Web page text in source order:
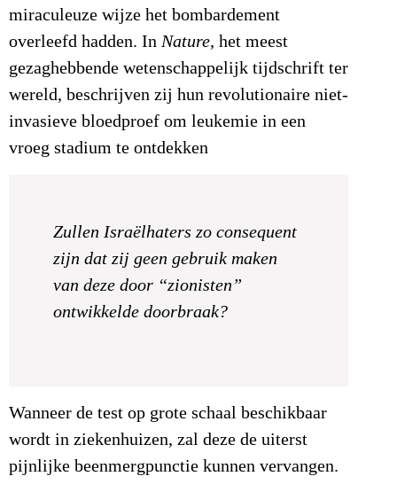
miraculeuze wijze het bombardement
overleefd hadden. In Nature, het meest
gezaghebbende wetenschappelijk tijdschrift ter
wereld, beschrijven zij hun revolutionaire niet-
invasieve bloedproef om leukemie in een
vroeg stadium te ontdekken
Zullen Israëlhaters zo consequent
zijn dat zij geen gebruik maken
van deze door “zionisten”
ontwikkelde doorbraak?
Wanneer de test op grote schaal beschikbaar
wordt in ziekenhuizen, zal deze de uiterst
pijnlijke beenmergpunctie kunnen vervangen.